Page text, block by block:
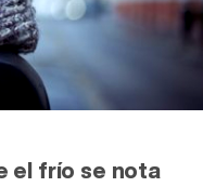
el frío se nota